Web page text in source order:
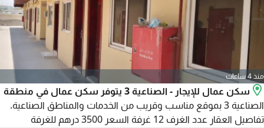
منذ 4 ساعات
سكن عمال للإيجار - الصناعية 3 يتوفر سكن عمال في منطقة
الصناعية 3 بموقع مناسب وقريب من الخدمات والمناطق الصناعية.
تفاصيل العقار عدد الغرف 12 غرفة السعر 3500 درهم للغرفة